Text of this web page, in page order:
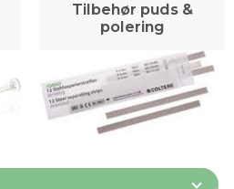
Tilbehør puds &
polering